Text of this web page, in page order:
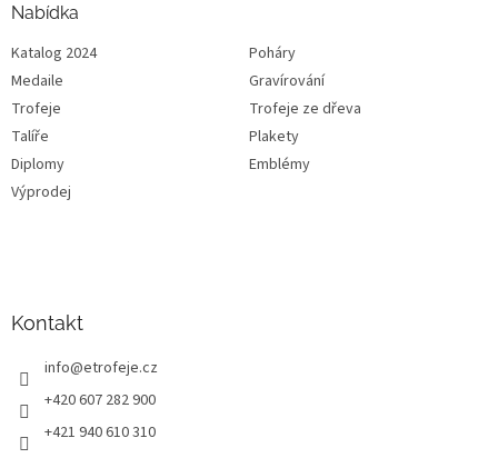
Nabídka
Katalog 2024
Poháry
Medaile
Gravírování
Trofeje
Trofeje ze dřeva
Talíře
Plakety
Diplomy
Emblémy
Výprodej
Kontakt
info@etrofeje.cz
+420 607 282 900
+421 940 610 310